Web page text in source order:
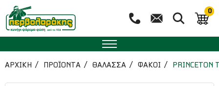
0
ΑΡΧΙΚΉ ΠΡΟΪΟΝΤΑ ΘΑΛΑΣΣΑ ΦΑΚΟΙ